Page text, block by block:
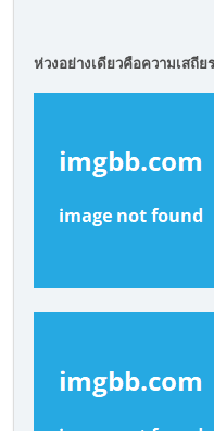
ห่วงอย่างเดียวคือความเสถี